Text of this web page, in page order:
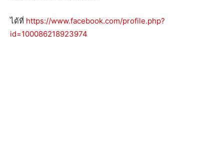
ได้ที่ https://www.facebook.com/profile.php?
id=100086218923974